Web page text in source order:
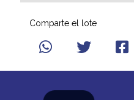
Comparte el lote